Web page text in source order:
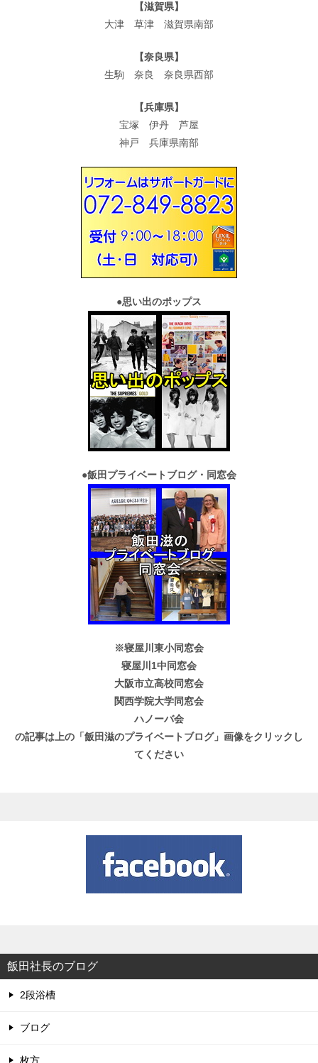
【滋賀県】
大津 草津 滋賀県南部
【奈良県】
生駒 奈良 奈良県西部
【兵庫県】
宝塚 伊丹 芦屋
神戸 兵庫県南部
●思い出のポップス
●飯田プライベートブログ・同窓会
※寝屋川東小同窓会
寝屋川1中同窓会
大阪市立高校同窓会
関西学院大学同窓会
ハノーバ会
の記事は上の「飯田滋のプライベートブログ」画像をクリックし
てください
飯田社長のブログ
2段浴槽
ブログ
枚方